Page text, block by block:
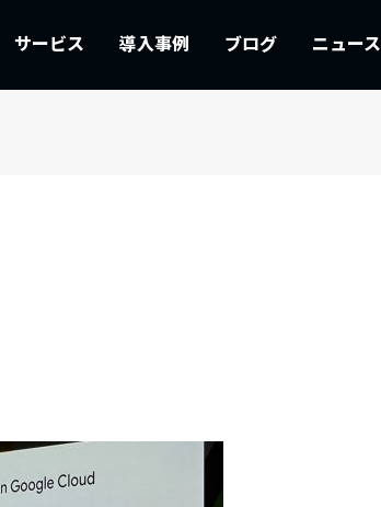
サービス 導入事例 ブログ ニュース